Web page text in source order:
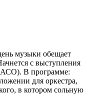
музыки обещает
с выступления
В программе:
для оркестра,
в котором сольную